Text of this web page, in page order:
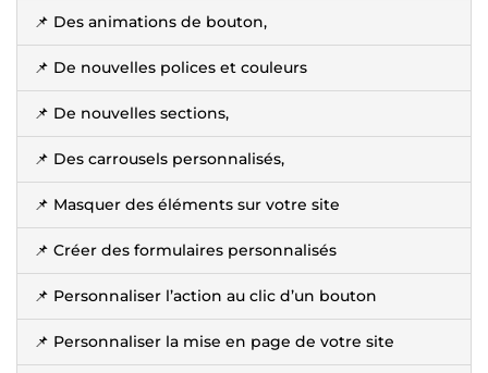
📌 Des animations de bouton,
📌 De nouvelles polices et couleurs
📌 De nouvelles sections,
📌 Des carrousels personnalisés,
📌 Masquer des éléments sur votre site
📌 Créer des formulaires personnalisés
📌 Personnaliser l’action au clic d’un bouton
📌 Personnaliser la mise en page de votre site